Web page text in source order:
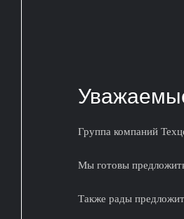
Группа компаний
Мы готовы
Также рады